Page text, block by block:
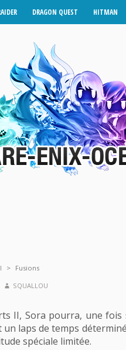
DRAGON QUEST HITMAN
Fusions
SQUALLOU
II, Sora pourra, une
laps de temps
spéciale limitée.